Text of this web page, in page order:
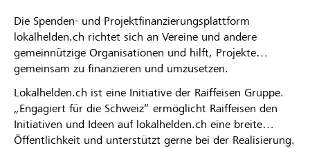
Die Spenden- und Projektfinanzierungsplattform
lokalhelden.ch richtet sich an Vereine und andere
gemeinnützige Organisationen und hilft, Projekte
gemeinsam zu finanzieren und umzusetzen.
Lokalhelden.ch ist eine Initiative der Raiffeisen Gruppe.
„Engagiert für die Schweiz“ ermöglicht Raiffeisen den
Initiativen und Ideen auf lokalhelden.ch eine breite
Öffentlichkeit und unterstützt gerne bei der Realisierung.